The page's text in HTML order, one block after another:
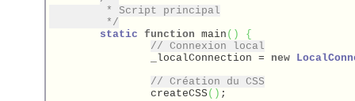
	 */
static function main ( )
{
// Connexion local
		_localConnection =
new
// Création du CSS
		createCSS
( ) ;